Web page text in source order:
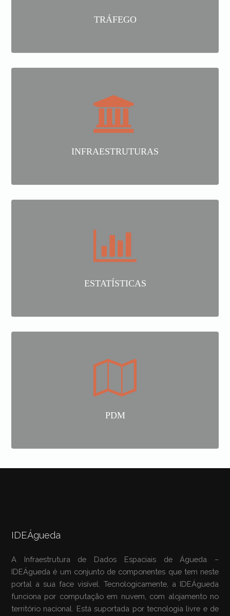
TRÁFEGO
INFRAESTRUTURAS
ESTATÍSTICAS
PDM
IDEÁgueda
A Infraestrutura de Dados Espaciais de Águeda –
IDEÁgueda é um conjunto de componentes que tem neste
portal a sua face visível. Tecnologicamente, a IDEÁgueda
funciona por computação em nuvem, com alojamento no
território nacional. Está suportada por tecnologia livre e de